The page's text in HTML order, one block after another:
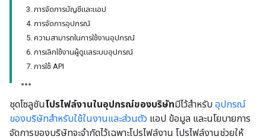
3. การจัดการบัญชีและแอป
4. การจัดการอุปกรณ์
5. ความสามารถในการใช้งานอุปกรณ์
6. การเลิกใช้งานผู้ดูแลระบบอุปกรณ์
7. การใช้ API
ชุดโซลูชันโปรไฟล์งานในอุปกรณ์ของบริษัทมีไว้สำหรับ อุปกรณ์
ของบริษัทสำหรับใช้ในงานและส่วนตัว แอป ข้อมูล และนโยบายการ
จัดการของบริษัทจะจำกัดไว้เฉพาะโปรไฟล์งาน โปรไฟล์งานช่วยให้